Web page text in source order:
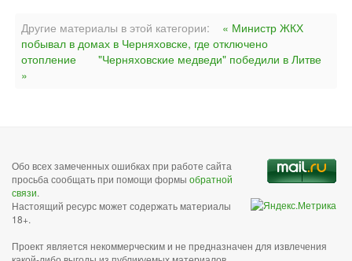
Другие материалы в этой категории:
« Министр ЖКХ
побывал в домах в Черняховске, где отключено
отопление
"Черняховские медведи" победили в Литве
»
Обо всех замеченных ошибках при работе сайта
просьба сообщать при помощи формы обратной
связи.
Настоящий ресурс может содержать материалы
18+.
Проект является некоммерческим и не предназначен для извлечения